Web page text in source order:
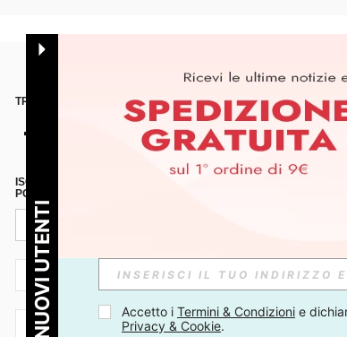
TROVACI SU APP
ISCRIVITI ALLA NOSTRA NEWSLETTER PER SCOPRIRE LE
POSSIBILE ANNULLARE LA SOTTOSCRIZIONE IN QUALSIASI
IT + 39
IT + 39
PER I NUOVI UTENTI Accetto i Termini & Condizioni e
Privacy & Cookie.